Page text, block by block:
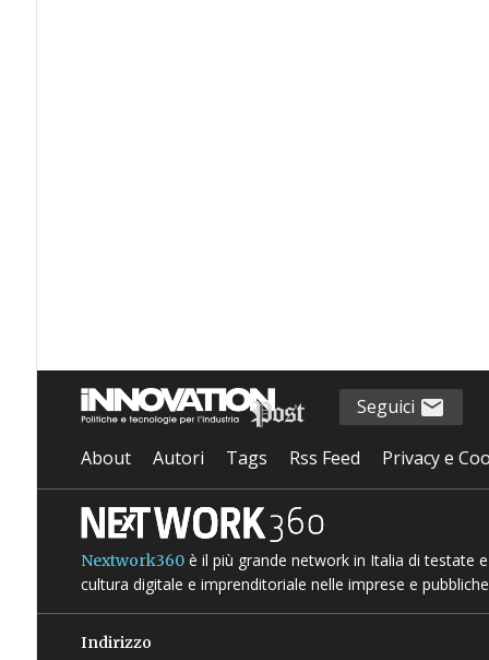
Seguici
About Autori Tags Rss Feed Privacy e
Nextwork360è il più grande network in Italia di testate
cultura digitale e imprenditoriale nelle imprese e
Indirizzo